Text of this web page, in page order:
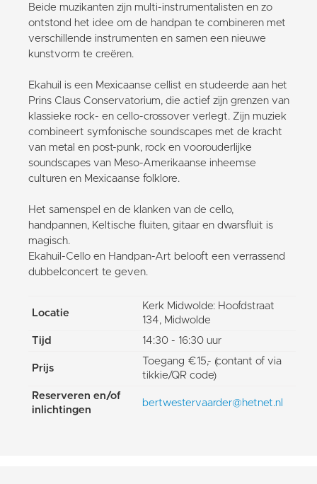
Beide muzikanten zijn multi-instrumentalisten en zo
ontstond het idee om de handpan te combineren met
verschillende instrumenten en samen een nieuwe
kunstvorm te creëren.
Ekahuil is een Mexicaanse cellist en studeerde aan het
Prins Claus Conservatorium, die actief zijn grenzen van
klassieke rock- en cello-crossover verlegt. Zijn muziek
combineert symfonische soundscapes met de kracht
van metal en post-punk, rock en voorouderlijke
soundscapes van Meso-Amerikaanse inheemse
culturen en Mexicaanse folklore.
Het samenspel en de klanken van de cello,
handpannen, Keltische fluiten, gitaar en dwarsfluit is
magisch.
Ekahuil-Cello en Handpan-Art belooft een verrassend
dubbelconcert te geven.
Locatie
Kerk Midwolde: Hoofdstraat
134, Midwolde
Tijd
14:30 - 16:30 uur
Prijs
Toegang €15,- (contant of via
tikkie/QR code)
Reserveren en/of
inlichtingen
bertwestervaarder@hetnet.nl